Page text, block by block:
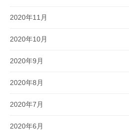
2020年11月
2020年10月
2020年9月
2020年8月
2020年7月
2020年6月